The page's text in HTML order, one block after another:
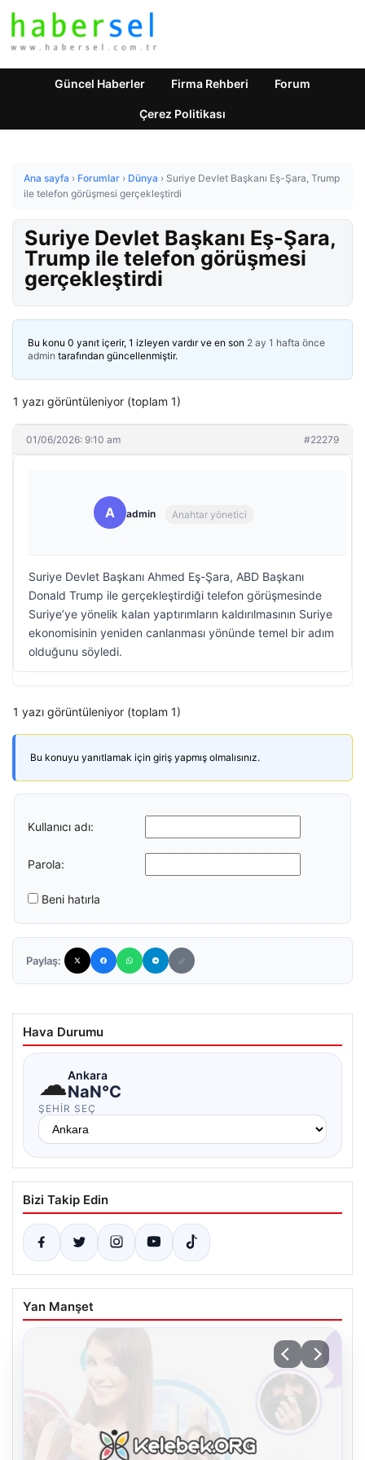
Güncel Haberler Firma Rehberi Forum
Çerez Politikası
Ana sayfa › Forumlar › Dünya › Suriye Devlet Başkanı Eş-Şara, Trump
ile telefon görüşmesi gerçekleştirdi
Suriye Devlet Başkanı Eş-Şara,
Trump ile telefon görüşmesi
gerçekleştirdi
Bu konu 0 yanıt içerir, 1 izleyen vardır ve en son 2 ay 1 hafta önce
admin tarafından güncellenmiştir.
1 yazı görüntüleniyor (toplam 1)
01/06/2026: 9:10 am #22279
A admin Anahtar yönetici
Suriye Devlet Başkanı Ahmed Eş-Şara, ABD Başkanı
Donald Trump ile gerçekleştirdiği telefon görüşmesinde
Suriye’ye yönelik kalan yaptırımların kaldırılmasının Suriye
ekonomisinin yeniden canlanması yönünde temel bir adım
olduğunu söyledi.
1 yazı görüntüleniyor (toplam 1)
Bu konuyu yanıtlamak için giriş yapmış olmalısınız.
Kullanıcı adı:
Parola:
Beni hatırla
Paylaş:
Hava Durumu
☁Ankara
NaN°C
ŞEHIR SEÇ
Bizi Takip Edin
Yan Manşet